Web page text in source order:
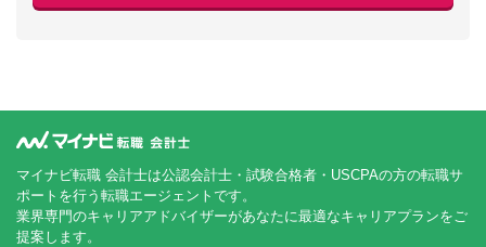
マイナビ転職 会計士は公認会計士・試験合格者・USCPAの方の転職サ
ポートを行う転職エージェントです。
業界専門のキャリアアドバイザーがあなたに最適なキャリアプランをご
提案します。